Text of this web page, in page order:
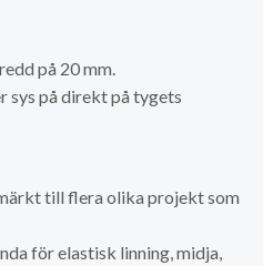
på 20 mm.
sys på direkt på tygets
till flera olika projekt som
för elastisk linning, midja,